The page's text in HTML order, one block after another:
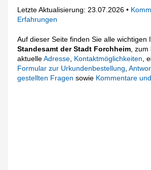
Letzte Aktualisierung: 23.07.2026 •
Erfahrungen
Auf dieser Seite finden Sie alle wichtigen
Standesamt der Stadt Forchheim ,
aktuelleAdresse Kontaktmöglichkeiten ,
Formular zur Urkundenbestellung ,
gestellten Fragen sowie Kommentare